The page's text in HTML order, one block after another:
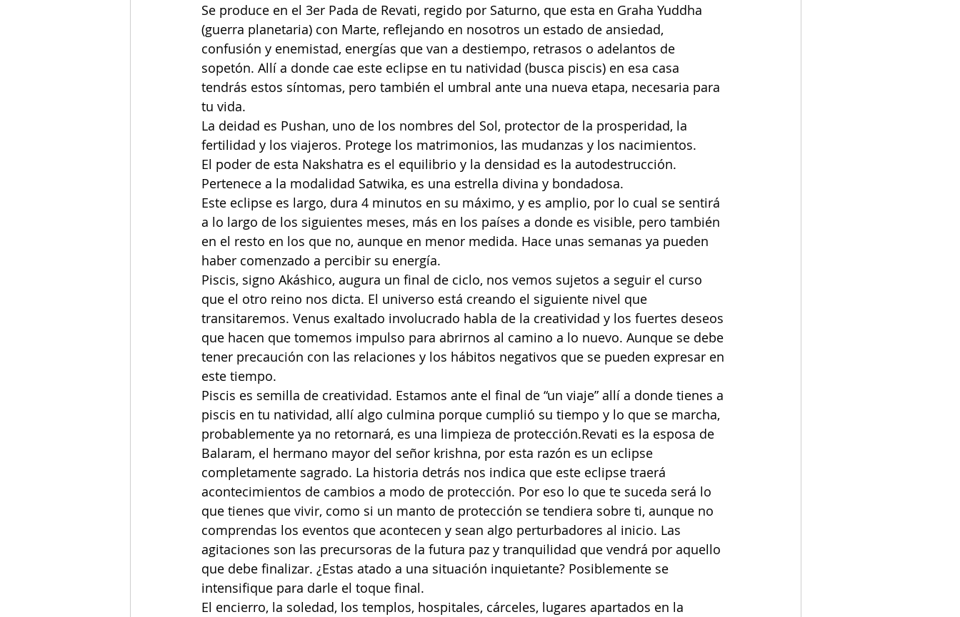
Se produce en el 3er Pada de Revati, regido por Saturno, que esta en Graha Yuddha
(guerra planetaria) con Marte, reflejando en nosotros un estado de ansiedad,
confusión y enemistad, energías que van a destiempo, retrasos o adelantos de
sopetón. Allí a donde cae este eclipse en tu natividad (busca piscis) en esa casa
tendrás estos síntomas, pero también el umbral ante una nueva etapa, necesaria para
tu vida.
La deidad es Pushan, uno de los nombres del Sol, protector de la prosperidad, la
fertilidad y los viajeros. Protege los matrimonios, las mudanzas y los nacimientos.
El poder de esta Nakshatra es el equilibrio y la densidad es la autodestrucción.
Pertenece a la modalidad Satwika, es una estrella divina y bondadosa.
Este eclipse es largo, dura 4 minutos en su máximo, y es amplio, por lo cual se sentirá
a lo largo de los siguientes meses, más en los países a donde es visible, pero también
en el resto en los que no, aunque en menor medida. Hace unas semanas ya pueden
haber comenzado a percibir su energía.
Piscis, signo Akáshico, augura un final de ciclo, nos vemos sujetos a seguir el curso
que el otro reino nos dicta. El universo está creando el siguiente nivel que
transitaremos. Venus exaltado involucrado habla de la creatividad y los fuertes deseos
que hacen que tomemos impulso para abrirnos al camino a lo nuevo. Aunque se debe
tener precaución con las relaciones y los hábitos negativos que se pueden expresar en
este tiempo.
Piscis es semilla de creatividad. Estamos ante el final de “un viaje” allí a donde tienes a
piscis en tu natividad, allí algo culmina porque cumplió su tiempo y lo que se marcha,
probablemente ya no retornará, es una limpieza de protección.Revati es la esposa de
Balaram, el hermano mayor del señor krishna, por esta razón es un eclipse
completamente sagrado. La historia detrás nos indica que este eclipse traerá
acontecimientos de cambios a modo de protección. Por eso lo que te suceda será lo
que tienes que vivir, como si un manto de protección se tendiera sobre ti, aunque no
comprendas los eventos que acontecen y sean algo perturbadores al inicio. Las
agitaciones son las precursoras de la futura paz y tranquilidad que vendrá por aquello
que debe finalizar. ¿Estas atado a una situación inquietante? Posiblemente se
intensifique para darle el toque final.
El encierro, la soledad, los templos, hospitales, cárceles, lugares apartados en la